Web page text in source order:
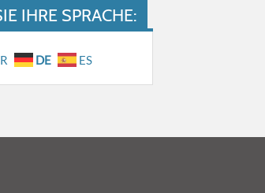
IHRE SPRACHE:
DE ES